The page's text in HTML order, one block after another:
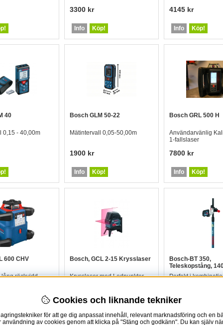
3300 kr
Info Köp!
4145 kr
Info Köp!
40
0,15 - 40,00m
Bosch GLM 50-22
Mätintervall 0,05-50,00m
1900 kr
Info Köp!
Bosch GRL 500 H
Användarvänlig
1-fallslaser
7800 kr
Info Köp!
600 CHV
räckvidd
Bosch, GCL 2-15 Krysslaser
Krysslaser med Lodpunkter
1475 kr
Info Köp!
Bosch-BT 350,
Teleskopstång,
Perfekt i
1720 kr
Info Köp!
Cookies och liknande tekniker
för att ge dig anpassat innehåll, relevant marknadsföring och en
av cookies genom att klicka på "Stäng och godkänn". Du kan själv